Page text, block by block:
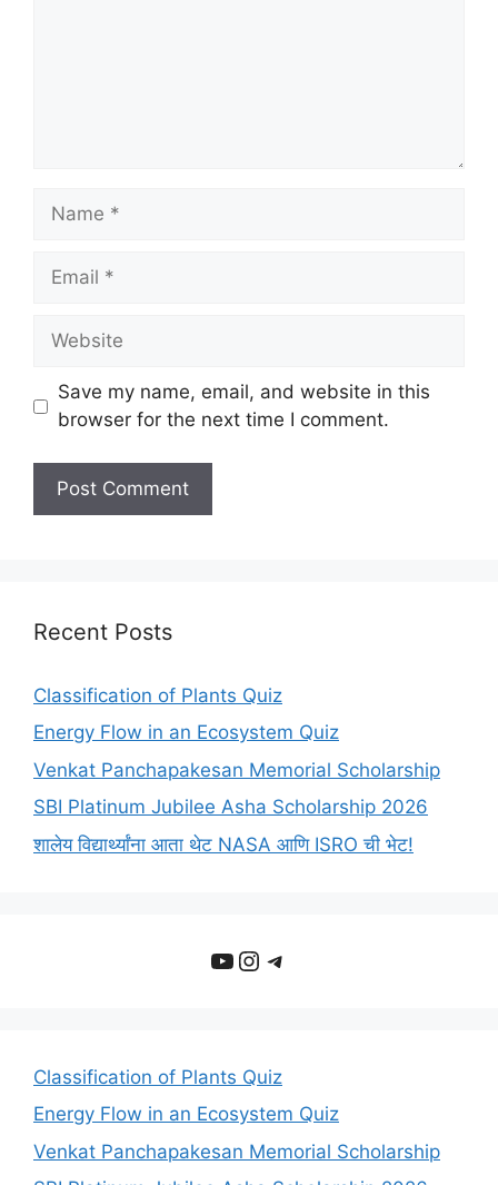
Name
Email
Website
Save my name, email, and website in this
browser for the next time I comment.
Recent Posts
Classification of Plants Quiz
Energy Flow in an Ecosystem Quiz
Venkat Panchapakesan Memorial Scholarship
SBI Platinum Jubilee Asha Scholarship 2026
शालेय विद्यार्थ्यांना आता थेट NASA आणि ISRO ची भेट!
YouTube
Instagram
Telegram
Classification of Plants Quiz
Energy Flow in an Ecosystem Quiz
Venkat Panchapakesan Memorial Scholarship